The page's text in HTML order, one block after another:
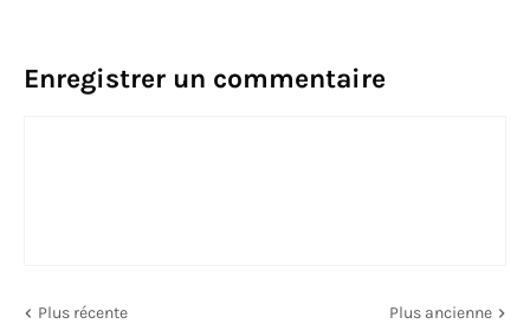
Enregistrer un commentaire
Plus récente Plus ancienne